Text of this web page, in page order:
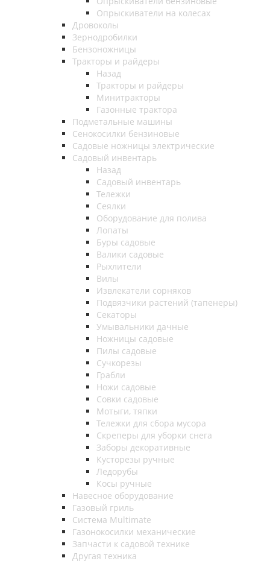
Опрыскиватели на колесах
Дровоколы
Зернодробилки
Бензоножницы
Тракторы и райдеры
Назад
Тракторы и райдеры
Минитракторы
Газонные трактора
Подметальные машины
Сенокосилки бензиновые
Садовые ножницы электрические
Садовый инвентарь
Назад
Садовый инвентарь
Тележки
Сеялки
Оборудование для полива
Лопаты
Буры садовые
Валики садовые
Рыхлители
Вилы
Извлекатели сорняков
Подвязчики растений (тапенеры)
Секаторы
Умывальники дачные
Ножницы садовые
Пилы садовые
Сучкорезы
Грабли
Ножи садовые
Совки садовые
Мотыги, тяпки
Тележки для сбора мусора
Скреперы для уборки снега
Заборы декоративные
Кусторезы ручные
Ледорубы
Косы ручные
Навесное оборудование
Газовый гриль
Система Multimate
Газонокосилки механические
Запчасти к садовой технике
Другая техника